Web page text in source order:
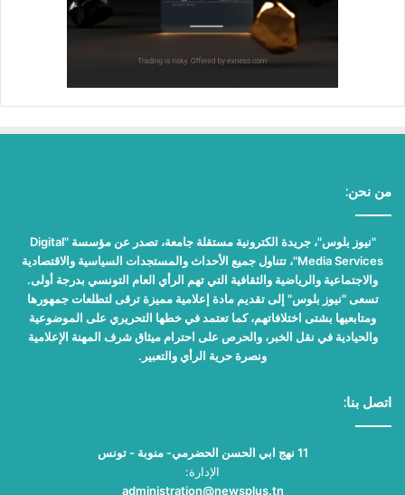
من نحن:
"نيوز بلوس"، جريدة الكترونية مستقلة جامعة، تصدر عن مؤسسة "Digital
Media Services"، تتناول جميع الأحداث والمستجدات السياسية والاقتصادية
والاجتماعية والرياضية والثقافية التي تهم الرأي العام التونسي بدرجة أولى.
تسعى "نيوز بلوس" إلى تقديم مادة إعلامية مميزة ترقى لتطلعات جمهورها
ومتابعيها بشتى اختلافاتهم، كما تعتمد في خطها التحريري على الموضوعية
والحيادية في نقل الخبر، والحرص على احترام ميثاق شرف المهنة الإعلامية
ونصرة حرية الرأي والتعبير.
اتصل بنا:
11 نهج ابي الحسن الحضرمي- منوبة - تونس
الإدارة:
administration@newsplus.tn